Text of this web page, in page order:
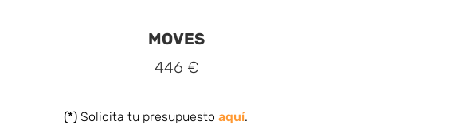
MOVES
446 €
(*) Solicita tu presupuesto aquí.